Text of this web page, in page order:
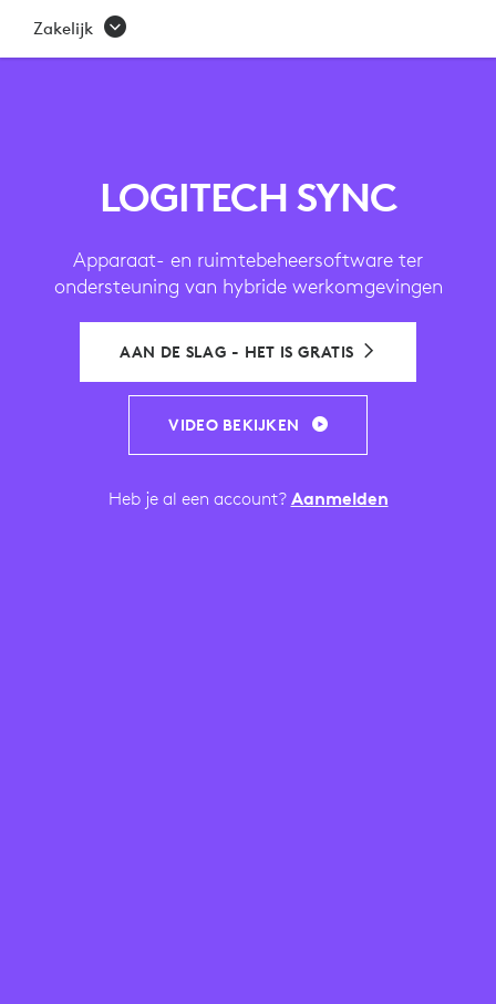
SYNC
VIDEOVERGADEREN
Zakelijk
LOGITECH SYNC
Apparaat- en ruimtebeheersoftware ter
ondersteuning van hybride werkomgevingen
AAN DE SLAG - HET IS GRATIS
VIDEO BEKIJKEN
Heb je al een account? Aanmelden